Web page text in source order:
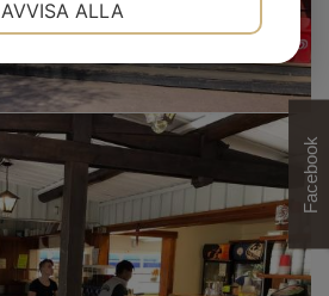
Facebook
STATISTIK
AVVISA ALLA